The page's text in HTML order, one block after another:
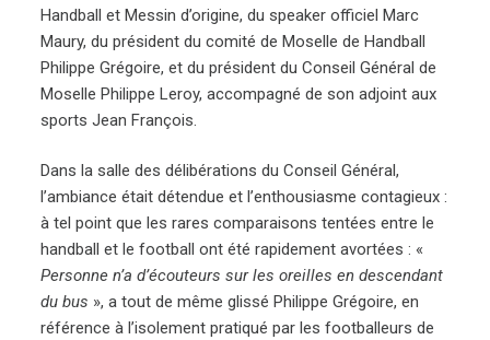
Handball et Messin d’origine, du speaker officiel Marc
Maury, du président du comité de Moselle de Handball
Philippe Grégoire, et du président du Conseil Général de
Moselle Philippe Leroy, accompagné de son adjoint aux
sports Jean François.
Dans la salle des délibérations du Conseil Général,
l’ambiance était détendue et l’enthousiasme contagieux :
à tel point que les rares comparaisons tentées entre le
handball et le football ont été rapidement avortées : «
Personne n’a d’écouteurs sur les oreilles en descendant
du bus », a tout de même glissé Philippe Grégoire, en
référence à l’isolement pratiqué par les footballeurs de